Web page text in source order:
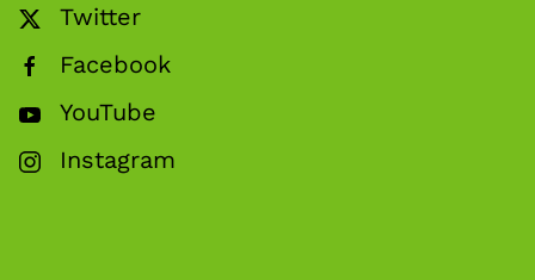
Twitter
Facebook
YouTube
Instagram